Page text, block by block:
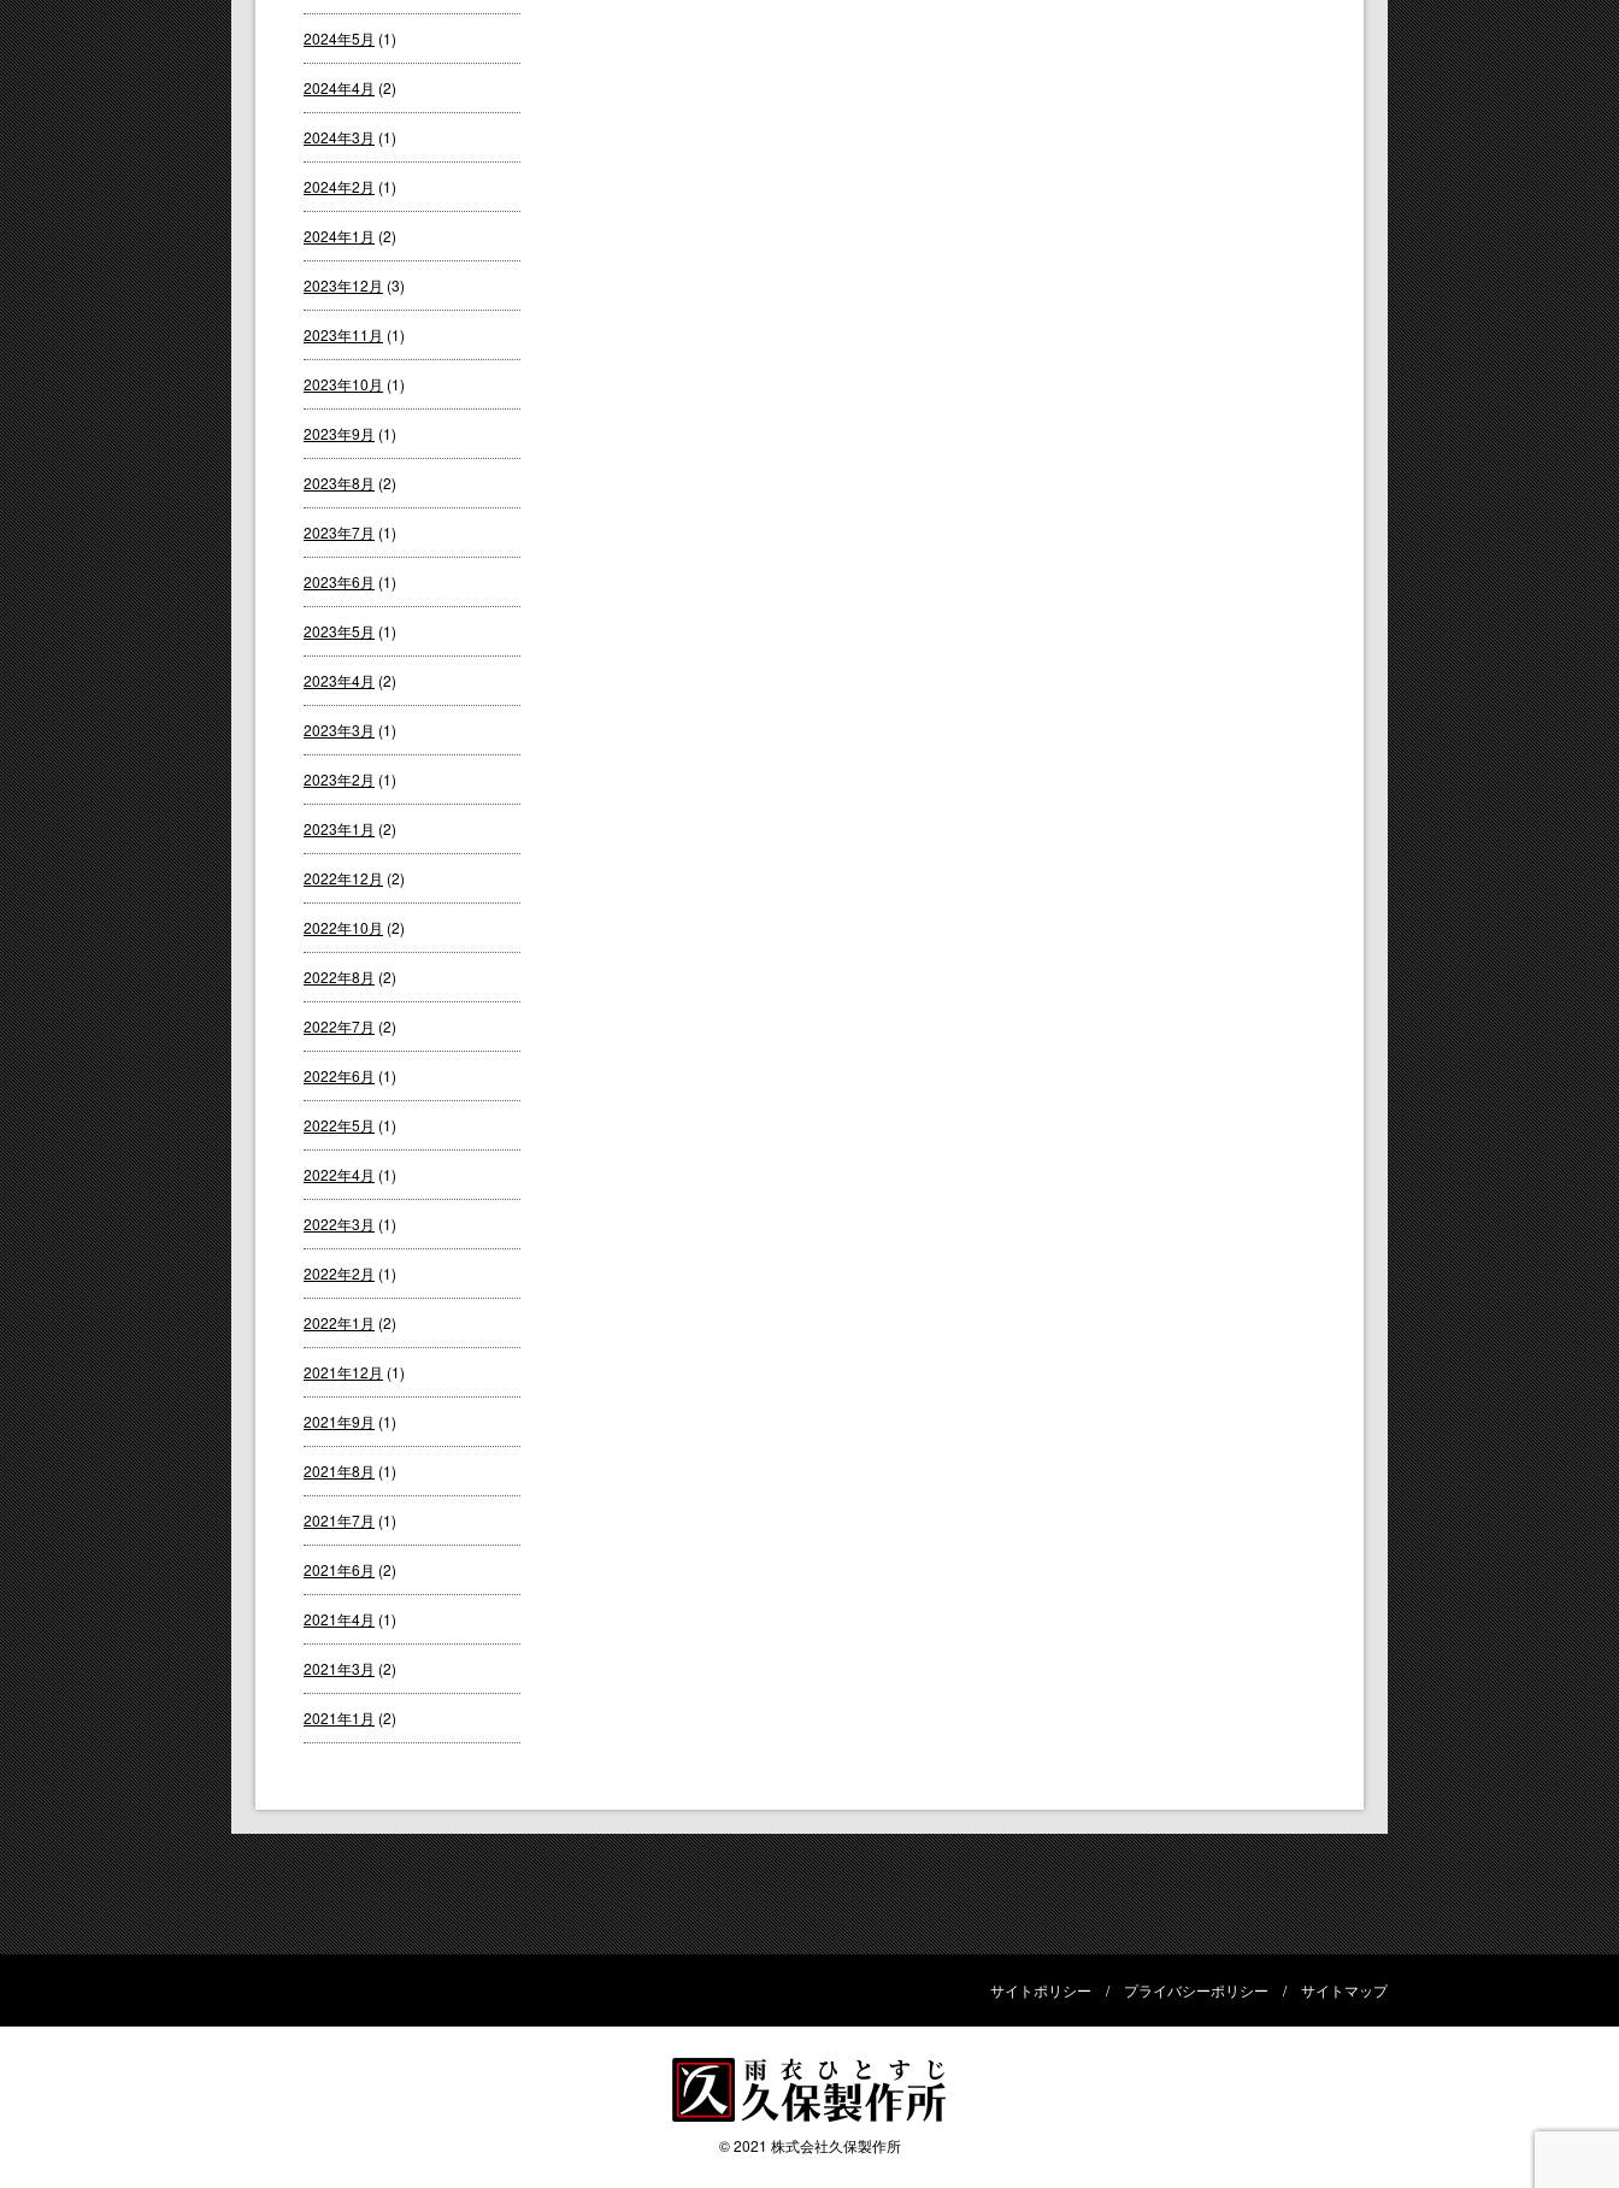
2024年5月 (1)
2024年4月 (2)
2024年3月 (1)
2024年2月 (1)
2024年1月 (2)
2023年12月 (3)
2023年11月 (1)
2023年10月 (1)
2023年9月 (1)
2023年8月 (2)
2023年7月 (1)
2023年6月 (1)
2023年5月 (1)
2023年4月 (2)
2023年3月 (1)
2023年2月 (1)
2023年1月 (2)
2022年12月 (2)
2022年10月 (2)
2022年8月 (2)
2022年7月 (2)
2022年6月 (1)
2022年5月 (1)
2022年4月 (1)
2022年3月 (1)
2022年2月 (1)
2022年1月 (2)
2021年12月 (1)
2021年9月 (1)
2021年8月 (1)
2021年7月 (1)
2021年6月 (2)
2021年4月 (1)
2021年3月 (2)
2021年1月 (2)
サイトポリシー / プライバシーポリシー / サイトマップ
© 2021 株式会社久保製作所